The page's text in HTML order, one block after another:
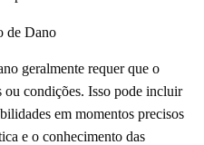
de Dano
geralmente requer que o
ou condições. Isso pode incluir
em momentos precisos
e o conhecimento das